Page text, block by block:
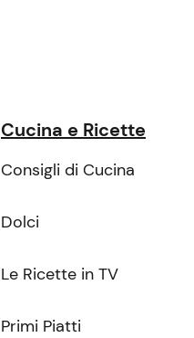
Cucina e Ricette
Consigli di Cucina
Dolci
Le Ricette in TV
Primi Piatti